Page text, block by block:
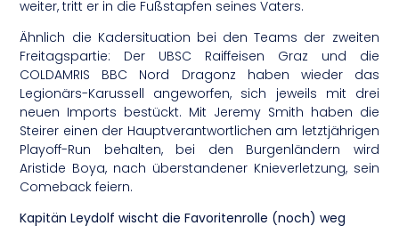
weiter, tritt er in die Fußstapfen seines Vaters.
Ähnlich die Kadersituation bei den Teams der zweiten
Freitagspartie: Der UBSC Raiffeisen Graz und die
COLDAMRIS BBC Nord Dragonz haben wieder das
Legionärs-Karussell angeworfen, sich jeweils mit drei
neuen Imports bestückt. Mit Jeremy Smith haben die
Steirer einen der Hauptverantwortlichen am letztjährigen
Playoff-Run behalten, bei den Burgenländern wird
Aristide Boya, nach überstandener Knieverletzung, sein
Comeback feiern.
Kapitän Leydolf wischt die Favoritenrolle (noch) weg